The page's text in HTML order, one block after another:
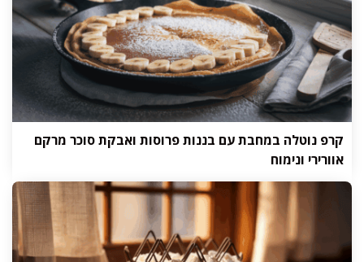
קרפ נוטלה במחבת עם בננות פרוסות ואבקת סוכר מרקם
אוורירי ונימוח